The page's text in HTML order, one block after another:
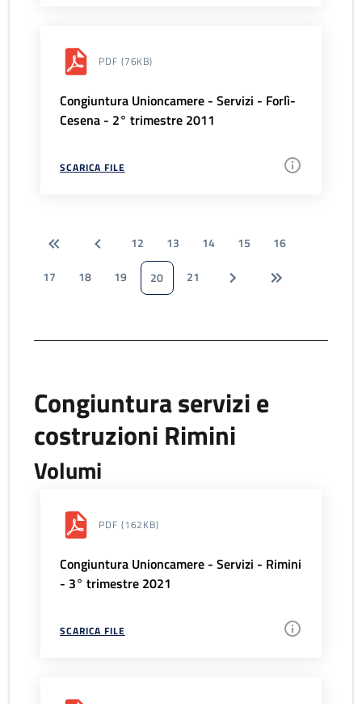
PDF (76KB)
Congiuntura Unioncamere - Servizi - Forlì-
Cesena - 2° trimestre 2011
SCARICA FILE
12 13 14 15
16
17
18 19 20 21
Congiuntura servizi e
costruzioni Rimini
Volumi
PDF (162KB)
Congiuntura Unioncamere - Servizi - Rimini
- 3° trimestre 2021
SCARICA FILE